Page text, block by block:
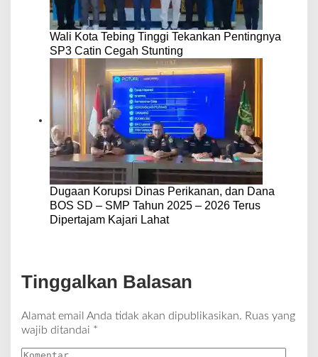
Wali Kota Tebing Tinggi Tekankan Pentingnya
SP3 Catin Cegah Stunting
Dugaan Korupsi Dinas Perikanan, dan Dana
BOS SD – SMP Tahun 2025 – 2026 Terus
Dipertajam Kajari Lahat
Tinggalkan Balasan
Alamat email Anda tidak akan dipublikasikan. Ruas yang
wajib ditandai *